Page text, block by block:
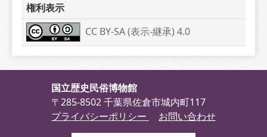
権利表示
CC BY-SA (表示-継承) 4.0
国立歴史民俗博物館
〒285-8502 千葉県佐倉市城内町117
プライバシーポリシー
お問い合わせ